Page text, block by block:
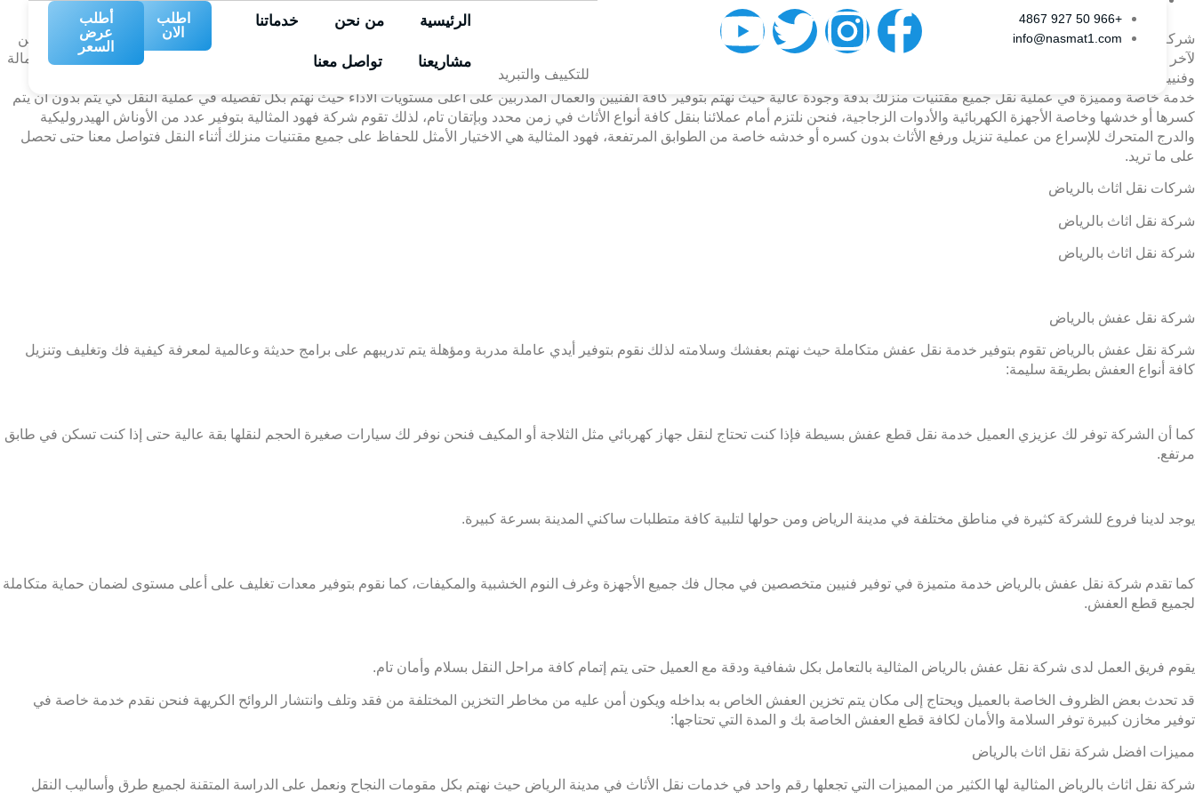
+966 50 927 4867‎‏
info@nasmat1.com
للتكييف والتبريد
الرئيسية من نحن خدماتنا
مشاريعنا تواصل معنا
اطلب
الان
أطلب
عرض
السعر
شركة نقل اثاث بالرياض هو من أهم الخدمات التي يتم تقديمها لسكان مدينة الرياض 0509274867 والمدن من حولها، حيث يتعرض الكثير مننا وخاصة الأجانب والعاملين في المدينة لكثير من الانتقال من مسكن
لآخر ربما لتغيير مكان العمل أو للحصول على سكن أكبر مساحة وهذا يتطلب القيام بعملية نقل أثاث منزلك بدقة حتى تحافظ عليه في جميع مراحل النقل من الكسر أو التلف، مراحل النقل كثيرة وتحتاج إلى عمالة
وفنيين متخصصين في كافة أعمال الفك والتغليف والتنزيل والرفع والتركيب مرة اخرى، لذلك فأن المجهود المطلوب كبير وشاق وربما لا تستطيع القيام به أنت وأسرتك لذلك تقدم لك شركة نقل اثاث بالرياض
خدمة خاصة ومميزة في عملية نقل جميع مقتنيات منزلك بدقة وجودة عالية حيث نهتم بتوفير كافة الفنيين والعمال المدربين على أعلى مستويات الأداء حيث نهتم بكل تفصيله في عملية النقل كي يتم بدون أن يتم
كسرها أو خدشها وخاصة الأجهزة الكهربائية والأدوات الزجاجية، فنحن نلتزم أمام عملائنا بنقل كافة أنواع الأثاث في زمن محدد وبإتقان تام، لذلك تقوم شركة فهود المثالية بتوفير عدد من الأوناش الهيدروليكية
والدرج المتحرك للإسراع من عملية تنزيل ورفع الأثاث بدون كسره أو خدشه خاصة من الطوابق المرتفعة، فهود المثالية هي الاختيار الأمثل للحفاظ على جميع مقتنيات منزلك أثناء النقل فتواصل معنا حتى تحصل
على ما تريد.
شركات نقل اثاث بالرياض
شركة نقل اثاث بالرياض
شركة نقل اثاث بالرياض
شركة نقل عفش بالرياض
شركة نقل عفش بالرياض تقوم بتوفير خدمة نقل عفش متكاملة حيث نهتم بعفشك وسلامته لذلك نقوم بتوفير أيدي عاملة مدربة ومؤهلة يتم تدريبهم على برامج حديثة وعالمية لمعرفة كيفية فك وتغليف وتنزيل
كافة أنواع العفش بطريقة سليمة:
كما أن الشركة توفر لك عزيزي العميل خدمة نقل قطع عفش بسيطة فإذا كنت تحتاج لنقل جهاز كهربائي مثل الثلاجة أو المكيف فنحن نوفر لك سيارات صغيرة الحجم لنقلها بقة عالية حتى إذا كنت تسكن في طابق
مرتفع.
يوجد لدينا فروع للشركة كثيرة في مناطق مختلفة في مدينة الرياض ومن حولها لتلبية كافة متطلبات ساكني المدينة بسرعة كبيرة.
كما تقدم شركة نقل عفش بالرياض خدمة متميزة في توفير فنيين متخصصين في مجال فك جميع الأجهزة وغرف النوم الخشبية والمكيفات، كما نقوم بتوفير معدات تغليف على أعلى مستوى لضمان حماية متكاملة
لجميع قطع العفش.
يقوم فريق العمل لدى شركة نقل عفش بالرياض المثالية بالتعامل بكل شفافية ودقة مع العميل حتى يتم إتمام كافة مراحل النقل بسلام وأمان تام.
قد تحدث بعض الظروف الخاصة بالعميل ويحتاج إلى مكان يتم تخزين العفش الخاص به بداخله ويكون أمن عليه من مخاطر التخزين المختلفة من فقد وتلف وانتشار الروائح الكريهة فنحن نقدم خدمة خاصة في
توفير مخازن كبيرة توفر السلامة والأمان لكافة قطع العفش الخاصة بك و المدة التي تحتاجها:
مميزات افضل شركة نقل اثاث بالرياض
شركة نقل اثاث بالرياض المثالية لها الكثير من المميزات التي تجعلها رقم واحد في خدمات نقل الأثاث في مدينة الرياض حيث نهتم بكل مقومات النجاح ونعمل على الدراسة المتقنة لجميع طرق وأساليب النقل